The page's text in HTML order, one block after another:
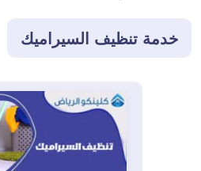
خدمة تنظيف السيراميك